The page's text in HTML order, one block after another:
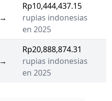
→
Rp10,444,437.15
rupias indonesias
en 2025
→
Rp20,888,874.31
rupias indonesias
en 2025